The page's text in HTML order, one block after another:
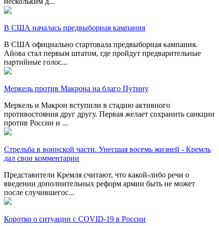
В США началась предвыборная кампания
В США официально стартовала предвыборная кампания.
Айова стал первым штатом, где пройдут предварительные
партийные голос...
Меркель против Макрона на благо Путину
Меркель и Макрон вступили в стадию активного
противостояния друг другу. Первая желает сохранить санкции
против России и ...
Стрельба в воинской части. Унесшая восемь жизней - Кремль
дал свои комментарии
Представители Кремля считают, что какой-либо речи о
введении дополнительных реформ армии быть не может
после случившегос...
Коротко о ситуации с COVID-19 в России